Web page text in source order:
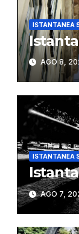
ISTANTANEA
AGO 8,
ISTANTANEA
AGO 7,